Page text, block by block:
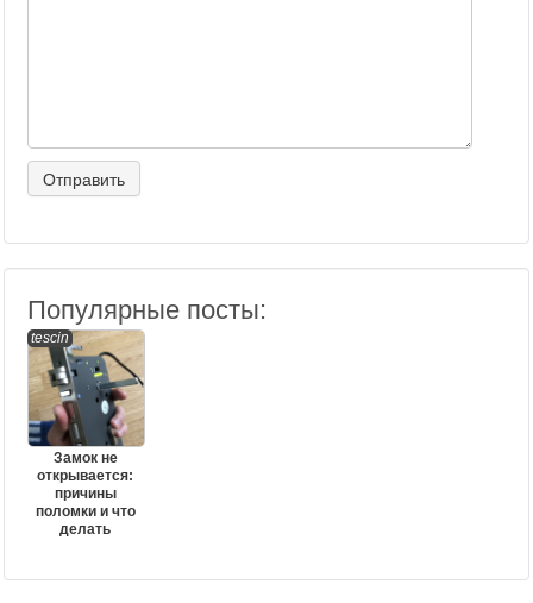
Популярные посты:
tescin
Замок не
открывается:
причины
поломки и что
делать